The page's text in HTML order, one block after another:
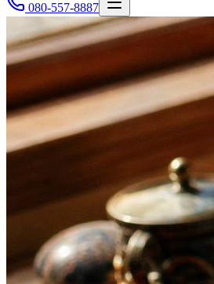
080-557-8887